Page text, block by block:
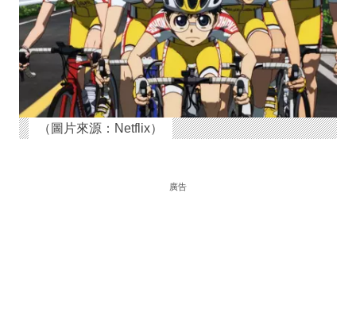
（圖片來源：Netflix）
廣告